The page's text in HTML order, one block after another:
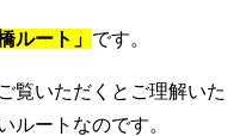
ルート」 です。
覧いただくとご理解いた
ルートなのです。